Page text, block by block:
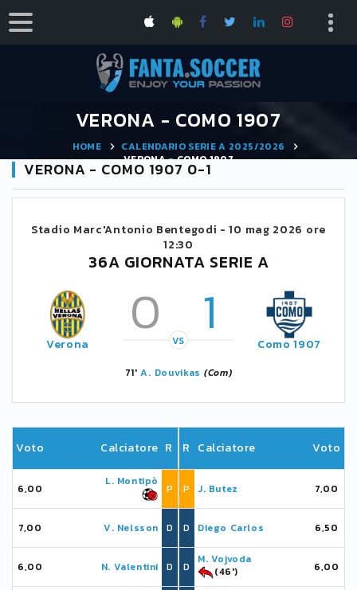
VERONA - COMO 1907
HOME
CALENDARIO SERIE A 2025/2026
VERONA - COMO 1907
VERONA - COMO 1907 0-1
Stadio Marc'Antonio Bentegodi -10 mag 2026 ore
12:30
36A GIORNATA SERIE A
Verona 0 1
VS Como 1907
71'A. Douvikas (Com)
Voto Calciatore R
6,00
L. Montipò
P
7,00 V. Nelsson D
6,00 N. Valentini D
R Calciatore Voto
P J. Butez 7,00
D Diego Carlos 6,50
D
M. Vojvoda
(46')
6,00